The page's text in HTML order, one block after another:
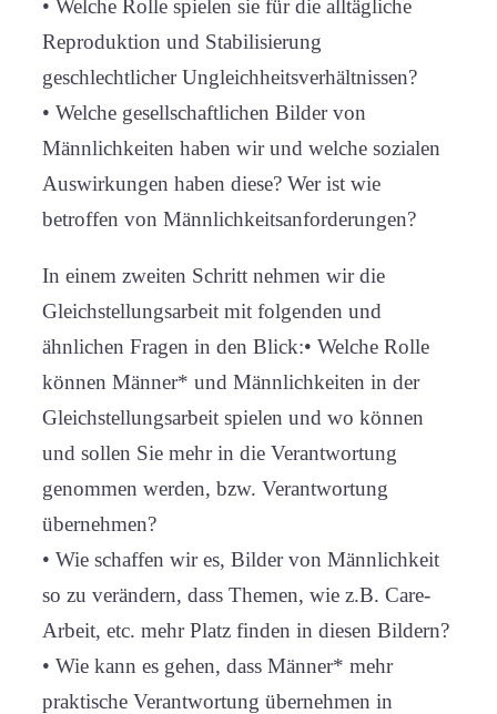
• Welche Rolle spielen sie für die alltägliche
Reproduktion und Stabilisierung
geschlechtlicher Ungleichheitsverhältnissen?
• Welche gesellschaftlichen Bilder von
Männlichkeiten haben wir und welche sozialen
Auswirkungen haben diese? Wer ist wie
betroffen von Männlichkeitsanforderungen?
In einem zweiten Schritt nehmen wir die
Gleichstellungsarbeit mit folgenden und
ähnlichen Fragen in den Blick:• Welche Rolle
können Männer* und Männlichkeiten in der
Gleichstellungsarbeit spielen und wo können
und sollen Sie mehr in die Verantwortung
genommen werden, bzw. Verantwortung
übernehmen?
• Wie schaffen wir es, Bilder von Männlichkeit
so zu verändern, dass Themen, wie z.B. Care-
Arbeit, etc. mehr Platz finden in diesen Bildern?
• Wie kann es gehen, dass Männer* mehr
praktische Verantwortung übernehmen in